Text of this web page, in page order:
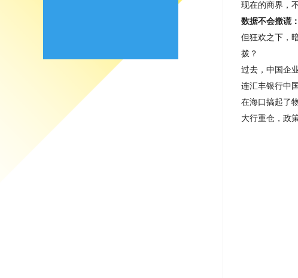
现在的商界，
数据不会撒谎：
但狂欢之下，
拨？
过去，中国企
连汇丰银行中
在海口搞起了
大行重仓，政